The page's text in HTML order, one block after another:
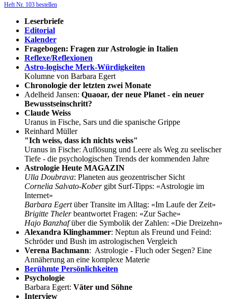
Heft Nr. 103 bestellen
Leserbriefe
Editorial
Kalender
Fragebogen: Fragen zur Astrologie in Italien
Reflexe/Reflexionen
Astro-logische Merk-Würdigkeiten
Kolumne von Barbara Egert
Chronologie der letzten zwei Monate
Adelheid Jansen: Quaoar, der neue Planet - ein neuer
Bewusstseinschritt?
Claude Weiss
Uranus in Fische, Sars und die spanische Grippe
Reinhard Müller
"Ich weiss, dass ich nichts weiss"
Uranus in Fische: Auflösung und Leere als Weg zu seelischer
Tiefe - die psychologischen Trends der kommenden Jahre
Astrologie Heute MAGAZIN
Ulla Doubrava: Planeten aus geozentrischer Sicht
Cornelia Salvato-Kobergibt Surf-Tipps: «Astrologie im
Internet»
Barbara Egertüber Transite im Alltag: «Im Laufe der Zeit»
Brigitte Thelerbeantwortet Fragen: «Zur Sache»
Hajo Banzhafüber die Symbolik der Zahlen: «Die Dreizehn»
Alexandra Klinghammer: Neptun als Freund und Feind:
Schröder und Bush im astrologischen Vergleich
Verena Bachmann: Astrologie - Fluch oder Segen? Eine
Annäherung an eine komplexe Materie
Berühmte Persönlichkeiten
Psychologie
Barbara Egert: Väter und Söhne
Interview